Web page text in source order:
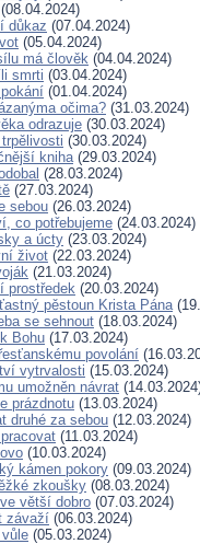
(08.04.2024)
důkaz (07.04.2024)
(05.04.2024)
má člověk (04.04.2024)
smrti (03.04.2024)
(01.04.2024)
očima? (31.03.2024)
odrazuje (30.03.2024)
(30.03.2024)
kniha(29.03.2024)
(28.03.2024)
(27.03.2024)
sebou (26.03.2024)
co potřebujeme (24.03.2024)
a úcty (23.03.2024)
život (22.03.2024)
(21.03.2024)
prostředek (20.03.2024)
pěstoun Krista Pána
se sehnout (18.03.2024)
Bohu (17.03.2024)
povolání
vytrvalosti (15.03.2024)
umožněn návrat
prázdnotu (13.03.2024)
druhé za sebou (12.03.2024)
(11.03.2024)
(10.03.2024)
kámen pokory (09.03.2024)
zkoušky (08.03.2024)
větší dobro (07.03.2024)
závaží (06.03.2024)
vůle (05.03.2024)